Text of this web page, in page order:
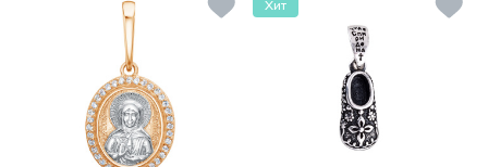
Хит